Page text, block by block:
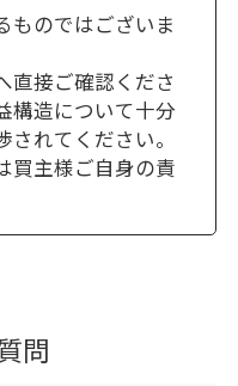
ものではございま
直接ご確認くださ
構造について十分
れてください。
買主様ご自身の責
問